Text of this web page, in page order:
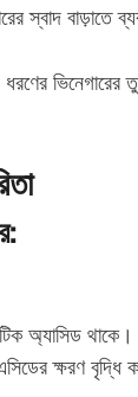
স্বাদ বাড়াতে
ভিনেগারের
অ্যাসিড
ক্ষরণ বৃদ্ধি